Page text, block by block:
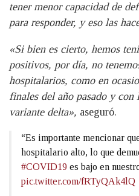
tener menor capacidad de
para responder, y eso las
«Si bien es cierto, hemos
positivos, por día, no
hospitalarios, como en
finales del año pasado y con
variante delta», aseguró.
“Es importante mencionar
hospitalario alto, lo que
#COVID19 es bajo en
pic.twitter.com/fRTyQAk4lQ